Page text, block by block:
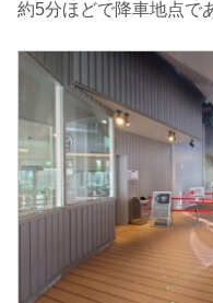
約5分ほどで降車地点で